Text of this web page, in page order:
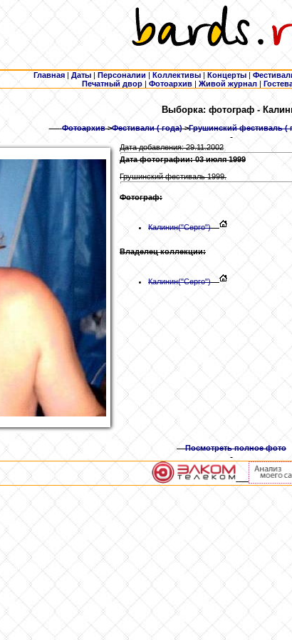
Главная | Даты | Персоналии | Коллективы | Концерты |
Печатный двор | Фотоархив | Живой журнал |
Выборка: фотограф -
Фотоархив>Фестивали ( года)>Грушинский фестиваль (
Дата добавления: 29.11.2002
Дата фотографии: 03 июля 1999
Грушинский фестиваль 1999.
Фотограф:
Калинин("Серго")
Владелец коллекции:
Калинин("Серго")
Посмотреть полное фото